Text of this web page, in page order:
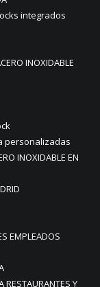
integrados
INOXIDABLE
personalizadas
INOXIDABLE EN
EMPLEADOS
RESTAURANTES Y